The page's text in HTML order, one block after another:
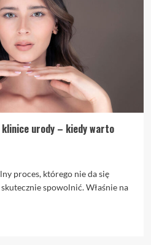
urody – kiedy warto
proces, którego nie da się
spowolnić. Właśnie na